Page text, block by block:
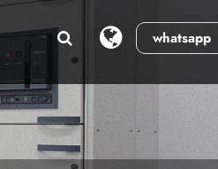
whatsapp